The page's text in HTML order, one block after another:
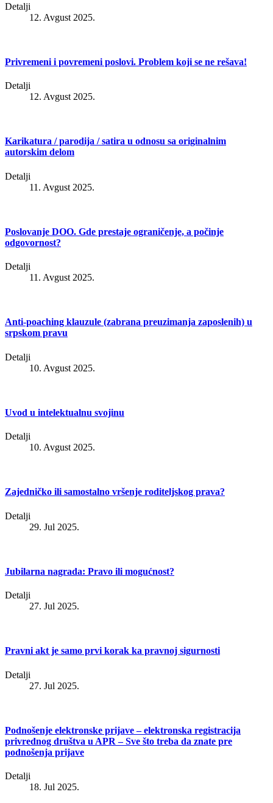
Detalji
12. Avgust 2025.
Privremeni i povremeni poslovi. Problem koji se ne rešava!
Detalji
12. Avgust 2025.
Karikatura / parodija / satira u odnosu sa originalnim
autorskim delom
Detalji
11. Avgust 2025.
Poslovanje DOO. Gde prestaje ograničenje, a počinje
odgovornost?
Detalji
11. Avgust 2025.
Anti-poaching klauzule (zabrana preuzimanja zaposlenih) u
srpskom pravu
Detalji
10. Avgust 2025.
Uvod u intelektualnu svojinu
Detalji
10. Avgust 2025.
Zajedničko ili samostalno vršenje roditeljskog prava?
Detalji
29. Jul 2025.
Jubilarna nagrada: Pravo ili mogućnost?
Detalji
27. Jul 2025.
Pravni akt je samo prvi korak ka pravnoj sigurnosti
Detalji
27. Jul 2025.
Podnošenje elektronske prijave – elektronska registracija
privrednog društva u APR – Sve što treba da znate pre
podnošenja prijave
Detalji
18. Jul 2025.